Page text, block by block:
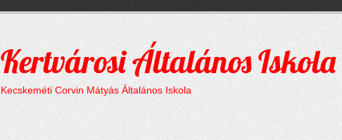
Kertvárosi Általános Iskola
Kecskeméti Corvin Mátyás Általános Iskola